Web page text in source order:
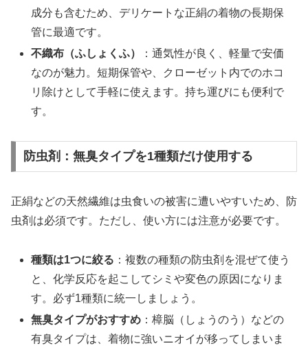
成分も含むため、デリケートな正絹の着物の長期保
管に最適です。
不織布（ふしょくふ）
：通気性が良く、軽量で安価
なのが魅力。短期保管や、クローゼット内でのホコ
リ除けとして手軽に使えます。持ち運びにも便利で
す。
防虫剤：無臭タイプを1種類だけ使用する
正絹などの天然繊維は虫食いの被害に遭いやすいため、防
虫剤は必須です。ただし、使い方には注意が必要です。
種類は1つに絞る ：複数の種類の防虫剤を混ぜて使う
と、化学反応を起こしてシミや変色の原因になりま
す。必ず1種類に統一しましょう。
無臭タイプがおすすめ ：樟脳（しょうのう）などの
有臭タイプは、着物に強いニオイが移ってしまいま